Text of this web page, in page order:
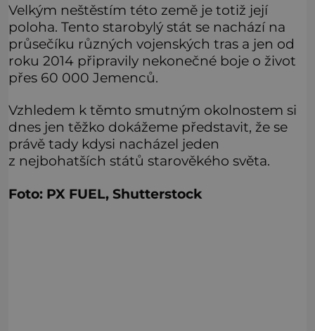
Velkým neštěstím této země je totiž její
poloha. Tento starobylý stát se nachází na
průsečíku různých vojenských tras a jen od
roku 2014 připravily nekonečné boje o život
přes 60 000 Jemenců.
Vzhledem k těmto smutným okolnostem si
dnes jen těžko dokážeme představit, že se
právě tady kdysi nacházel jeden
z nejbohatších států starověkého světa.
Foto: PX FUEL, Shutterstock